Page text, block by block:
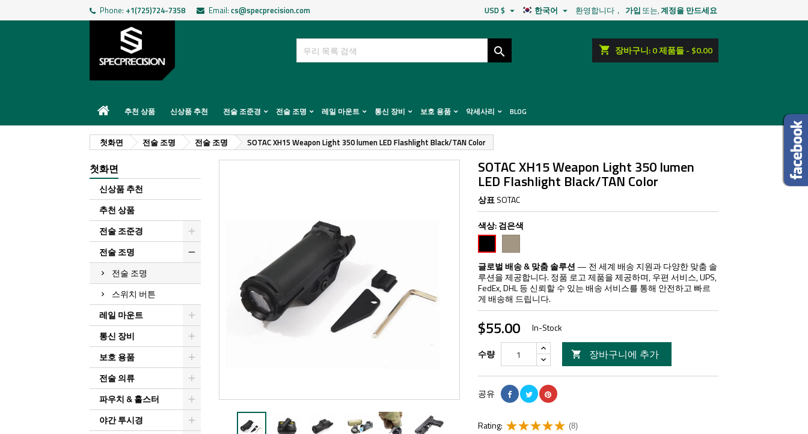
Phone: +1(725)724-7358 Email: cs@specprecision.com 환영합니다， 가입 또는,계정을 만드세요
한국어 
USD $ 
shopping_cart 장바구니: 0제품들 - $0.00

추천 상품 신상품 추천 전술 조준경 전술 조명 레일 마운트 통신 장비 보호 용품 악세사리 BLOG
첫화면 전술 조명 전술 조명 SOTAC XH15 Weapon Light 350 lumen LED Flashlight Black/TAN Color
첫화면
신상품 추천
추천 상품
전술 조준경
전술 조명
전술 조명
스위치 버튼
레일 마운트
통신 장비
보호 용품
전술 의류
파우치 & 홀스터
야간 투시경
SOTAC XH15 Weapon Light 350 lumen
LED Flashlight Black/TAN Color
상표 SOTAC
색상:검은색
은
색
글로벌 배송 & 맞춤 솔루션 — 전 세계 배송 지원과 다양한 맞춤 솔
루션을 제공합니다. 정품 로고 제품을 제공하며, 우편 서비스, UPS,
FedEx, DHL 등 신뢰할 수 있는 배송 서비스를 통해 안전하고 빠르
게 배송해 드립니다.
$55.00 In-Stock
수량  장바구니에 추가
공유
Rating: (8)